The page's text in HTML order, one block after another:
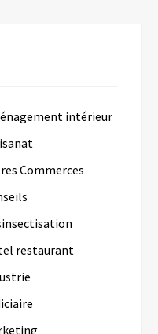
intérieur
Commerces
restaurant